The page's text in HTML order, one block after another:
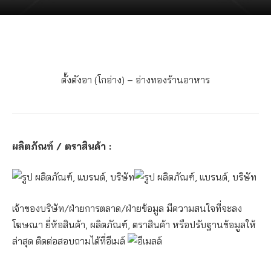
ตั้งตังอา (โกอ่าง) – อ่างทองร้านอาหาร
ผลิตภัณฑ์ / ตราสินค้า :
เจ้าของบริษัท/ฝ่ายการตลาด/ฝ่ายข้อมูล มีความสนใจที่จะลง
โฆษณา ยี่ห้อสินค้า, ผลิตภัณฑ์, ตราสินค้า หรือปรับฐานข้อมูลให้
ล่าสุด ติดต่อสอบถามได้ที่อีเมล์